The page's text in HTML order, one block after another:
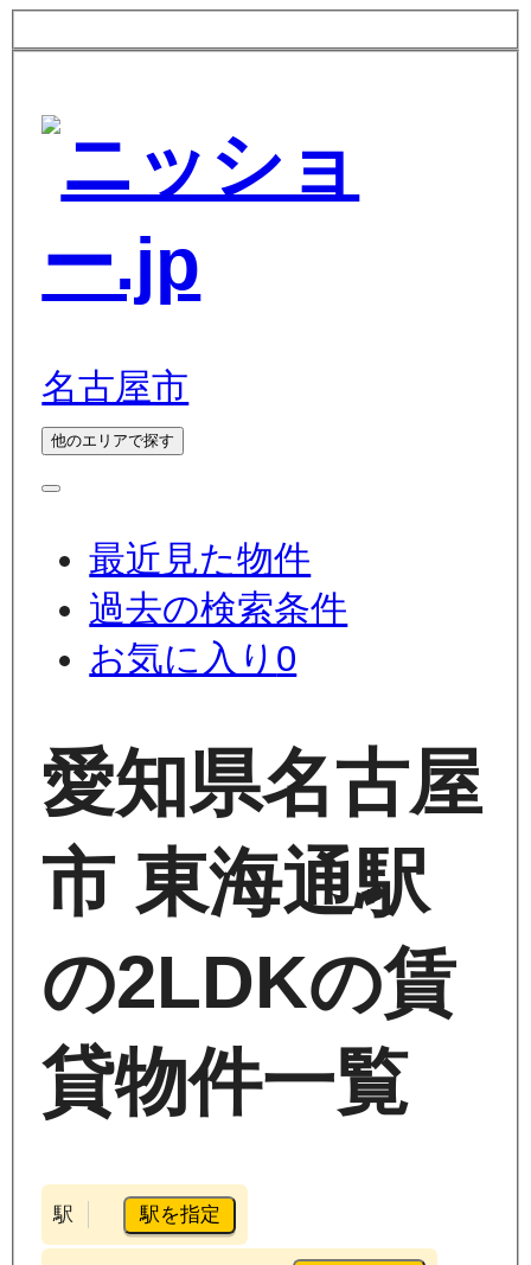
名古屋市
他のエリアで探す
最近見た物件
過去の検索条件
お気に入り 0
愛知県名古屋
市 東海通駅
の2LDKの賃
貸物件一覧
駅 駅を指定